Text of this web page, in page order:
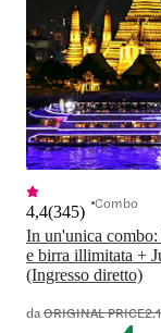
In un'unica
e birra illimitata +
(Ingresso diretto)
4,4(345) Combo
daORIGINAL PRICE